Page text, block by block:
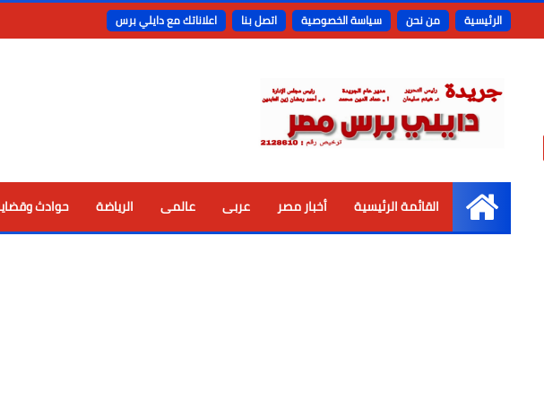
الرئيسية من نحن سياسة الخصوصية اتصل بنا اعلاناتك مع دايلي برس
الرئيسية
القائمة الرئيسية أخبار مصر عربى عالمى الرياضة حوادث